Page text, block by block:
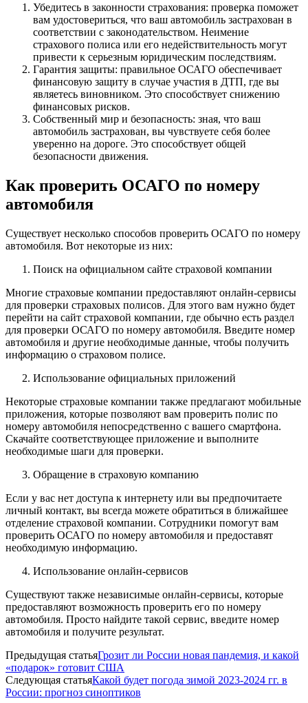
Убедитесь в законности страхования: проверка поможет
вам удостовериться, что ваш автомобиль застрахован в
соответствии с законодательством. Неимение
страхового полиса или его недействительность могут
привести к серьезным юридическим последствиям.
Гарантия защиты: правильное ОСАГО обеспечивает
финансовую защиту в случае участия в ДТП, где вы
являетесь виновником. Это способствует снижению
финансовых рисков.
Собственный мир и безопасность: зная, что ваш
автомобиль застрахован, вы чувствуете себя более
уверенно на дороге. Это способствует общей
безопасности движения.
Как проверить ОСАГО по номеру
автомобиля
Существует несколько способов проверить ОСАГО по номеру
автомобиля. Вот некоторые из них:
Поиск на официальном сайте страховой компании
Многие страховые компании предоставляют онлайн-сервисы
для проверки страховых полисов. Для этого вам нужно будет
перейти на сайт страховой компании, где обычно есть раздел
для проверки ОСАГО по номеру автомобиля. Введите номер
автомобиля и другие необходимые данные, чтобы получить
информацию о страховом полисе.
Использование официальных приложений
Некоторые страховые компании также предлагают мобильные
приложения, которые позволяют вам проверить полис по
номеру автомобиля непосредственно с вашего смартфона.
Скачайте соответствующее приложение и выполните
необходимые шаги для проверки.
Обращение в страховую компанию
Если у вас нет доступа к интернету или вы предпочитаете
личный контакт, вы всегда можете обратиться в ближайшее
отделение страховой компании. Сотрудники помогут вам
проверить ОСАГО по номеру автомобиля и предоставят
необходимую информацию.
Использование онлайн-сервисов
Существуют также независимые онлайн-сервисы, которые
предоставляют возможность проверить его по номеру
автомобиля. Просто найдите такой сервис, введите номер
автомобиля и получите результат.
Предыдущая статьяГрозит ли России новая пандемия, и какой
«подарок» готовит США
Следующая статьяКакой будет погода зимой 2023-2024 гг. в
России: прогноз синоптиков